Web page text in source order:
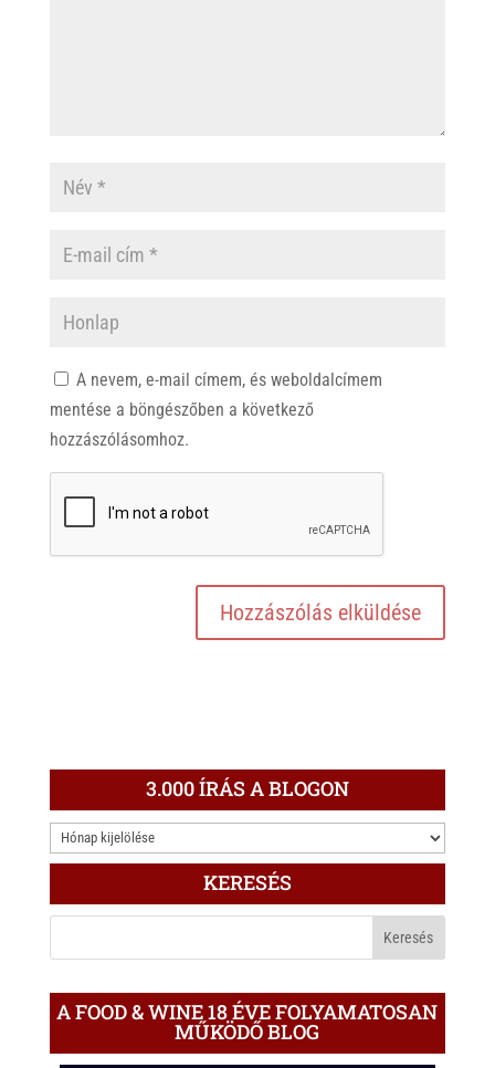
A nevem, e-mail címem, és weboldalcímem
mentése a böngészőben a következő
hozzászólásomhoz.
3.000 ÍRÁS A BLOGON
3.000
ÍRÁS
KERESÉS
A FOOD & WINE 18 ÉVE FOLYAMATOSAN
MŰKÖDŐ BLOG